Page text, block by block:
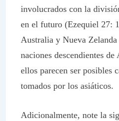
involucrados con la
en el futuro (Ezequiel 27:
Australia y Nueva Zelanda
naciones descendientes
ellos parecen ser posibles
tomados por los asiáticos.
Adicionalmente, note la